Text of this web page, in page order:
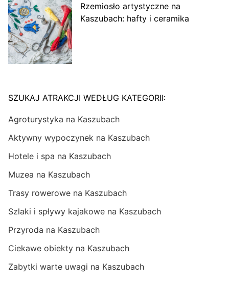
Rzemiosło artystyczne na
Kaszubach: hafty i ceramika
SZUKAJ ATRAKCJI WEDŁUG KATEGORII:
Agroturystyka na Kaszubach
Aktywny wypoczynek na Kaszubach
Hotele i spa na Kaszubach
Muzea na Kaszubach
Trasy rowerowe na Kaszubach
Szlaki i spływy kajakowe na Kaszubach
Przyroda na Kaszubach
Ciekawe obiekty na Kaszubach
Zabytki warte uwagi na Kaszubach